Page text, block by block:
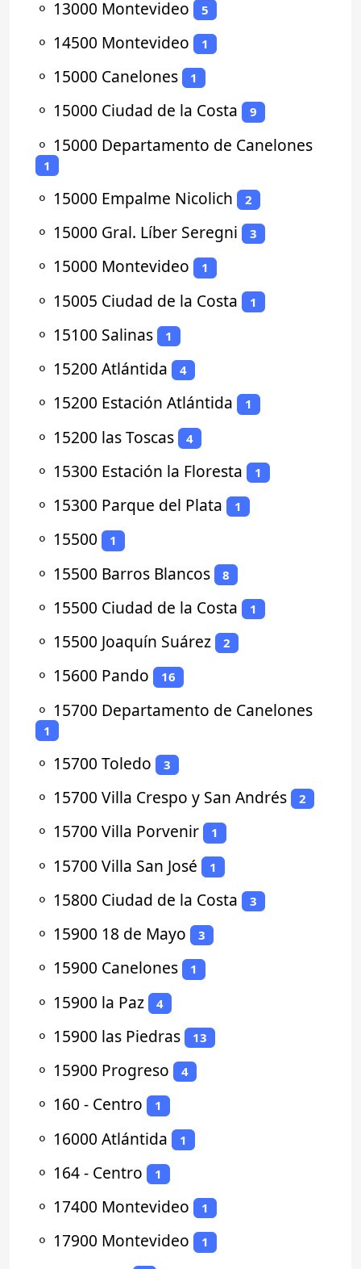
⚬ 13000 Montevideo 5
⚬ 14500 Montevideo 1
⚬ 15000 Canelones 1
⚬ 15000 Ciudad de la Costa 9
⚬ 15000 Departamento de Canelones
1
⚬ 15000 Empalme Nicolich 2
⚬ 15000 Gral. Líber Seregni 3
⚬ 15000 Montevideo 1
⚬ 15005 Ciudad de la Costa 1
⚬ 15100 Salinas 1
⚬ 15200 Atlántida 4
⚬ 15200 Estación Atlántida 1
⚬ 15200 las Toscas 4
⚬ 15300 Estación la Floresta 1
⚬ 15300 Parque del Plata 1
⚬ 15500 1
⚬ 15500 Barros Blancos 8
⚬ 15500 Ciudad de la Costa 1
⚬ 15500 Joaquín Suárez 2
⚬ 15600 Pando 16
⚬ 15700 Departamento de Canelones
1
⚬ 15700 Toledo 3
⚬ 15700 Villa Crespo y San Andrés 2
⚬ 15700 Villa Porvenir 1
⚬ 15700 Villa San José 1
⚬ 15800 Ciudad de la Costa 3
⚬ 15900 18 de Mayo 3
⚬ 15900 Canelones 1
⚬ 15900 la Paz 4
⚬ 15900 las Piedras 13
⚬ 15900 Progreso 4
⚬ 160 - Centro 1
⚬ 16000 Atlántida 1
⚬ 164 - Centro 1
⚬ 17400 Montevideo 1
⚬ 17900 Montevideo 1